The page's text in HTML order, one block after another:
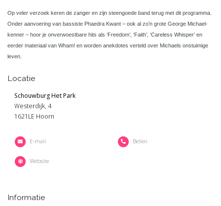
Op veler verzoek keren de zanger en zijn steengoede band terug met dit programma.
Onder aanvoering van bassiste Phaedra Kwant – ook al zo’n grote George Michael-
kenner – hoor je onverwoestbare hits als ‘Freedom’, ‘Faith’, ‘Careless Whisper’ en
eerder materiaal van Wham! en worden anekdotes verteld over Michaels onstuimige
leven.
Locatie
Schouwburg Het Park
Westerdijk, 4
1621LE Hoorn
E-mail Bellen
Website
Informatie